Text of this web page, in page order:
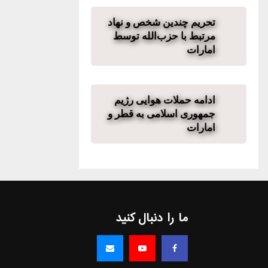
تحریم چندین شخص و نهاد
مرتبط با حزب‌الله توسط
امارات
ادامه حملات هوایی رژیم
جمهوری اسلامی به قطر و
امارات
ما را دنبال کنید